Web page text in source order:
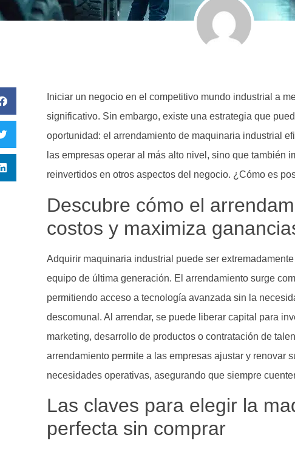
Iniciar un negocio en el competitivo mundo industrial a
significativo. Sin embargo, existe una estrategia que
oportunidad: el arrendamiento de maquinaria industrial
las empresas operar al más alto nivel, sino que también
reinvertidos en otros aspectos del negocio. ¿Cómo es
Descubre cómo el
costos y maximiza
Adquirir maquinaria industrial puede ser
equipo de última generación. El arrendamiento surge
permitiendo acceso a tecnología avanzada sin la
descomunal. Al arrendar, se puede liberar capital para
marketing, desarrollo de productos o contratación de
arrendamiento permite a las empresas ajustar y renovar
necesidades operativas, asegurando que siempre
Las claves para elegir la
perfecta sin comprar